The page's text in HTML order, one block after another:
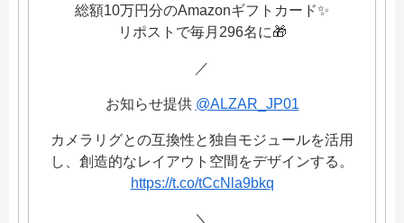
総額10万円分のAmazonギフトカード✨
リポストで毎月296名に🎁
／
お知らせ提供 @ALZAR_JP01
カメラリグとの互換性と独自モジュールを活用
し、創造的なレイアウト空間をデザインする。
https://t.co/tCcNla9bkq
＼